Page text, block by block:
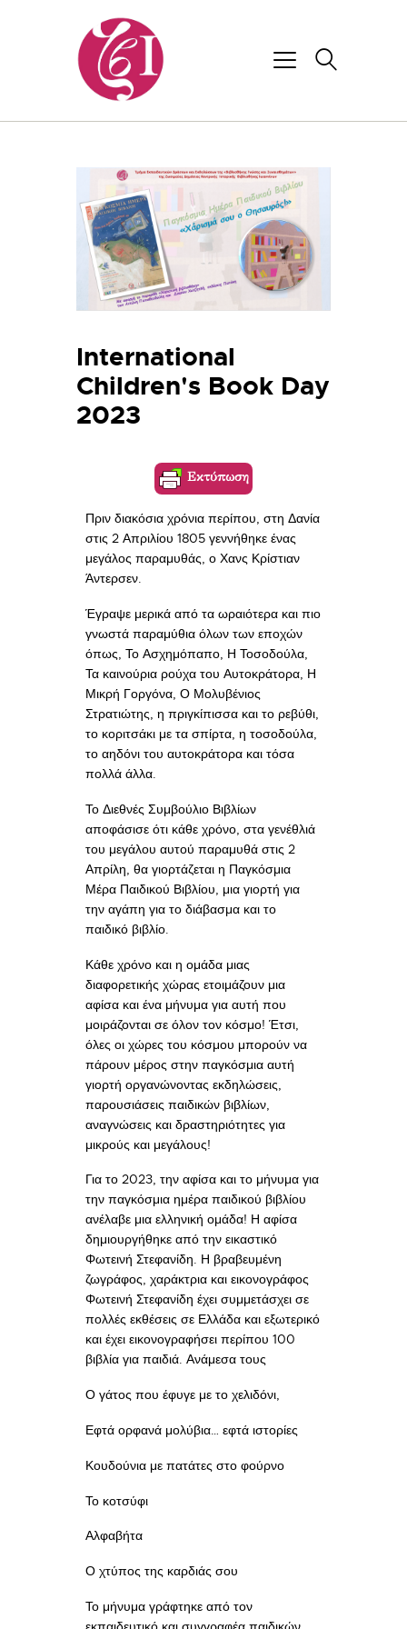
International
Children's Book Day
2023
Εκτύπωση
Πριν διακόσια χρόνια περίπου, στη Δανία
στις 2 Απριλίου 1805 γεννήθηκε ένας
μεγάλος παραμυθάς, ο Χανς Κρίστιαν
Άντερσεν.
Έγραψε μερικά από τα ωραιότερα και πιο
γνωστά παραμύθια όλων των εποχών
όπως, Το Ασχημόπαπο, Η Τοσοδούλα,
Τα καινούρια ρούχα του Αυτοκράτορα, Η
Μικρή Γοργόνα, Ο Μολυβένιος
Στρατιώτης, η πριγκίπισσα και το ρεβύθι,
το κοριτσάκι με τα σπίρτα, η τοσοδούλα,
το αηδόνι του αυτοκράτορα και τόσα
πολλά άλλα.
Το Διεθνές Συμβούλιο Βιβλίων
αποφάσισε ότι κάθε χρόνο, στα γενέθλιά
του μεγάλου αυτού παραμυθά στις 2
Απρίλη, θα γιορτάζεται η Παγκόσμια
Μέρα Παιδικού Βιβλίου, μια γιορτή για
την αγάπη για το διάβασμα και το
παιδικό βιβλίο.
Κάθε χρόνο και η ομάδα μιας
διαφορετικής χώρας ετοιμάζουν μια
αφίσα και ένα μήνυμα για αυτή που
μοιράζονται σε όλον τον κόσμο! Έτσι,
όλες οι χώρες του κόσμου μπορούν να
πάρουν μέρος στην παγκόσμια αυτή
γιορτή οργανώνοντας εκδηλώσεις,
παρουσιάσεις παιδικών βιβλίων,
αναγνώσεις και δραστηριότητες για
μικρούς και μεγάλους!
Για το 2023, την αφίσα και το μήνυμα για
την παγκόσμια ημέρα παιδικού βιβλίου
ανέλαβε μια ελληνική ομάδα! Η αφίσα
δημιουργήθηκε από την εικαστικό
Φωτεινή Στεφανίδη. Η βραβευμένη
ζωγράφος, χαράκτρια και εικονογράφος
Φωτεινή Στεφανίδη έχει συμμετάσχει σε
πολλές εκθέσεις σε Ελλάδα και εξωτερικό
και έχει εικονογραφήσει περίπου 100
βιβλία για παιδιά. Ανάμεσα τους
Ο γάτος που έφυγε με το χελιδόνι,
Εφτά ορφανά μολύβια… εφτά ιστορίες
Κουδούνια με πατάτες στο φούρνο
Το κοτσύφι
Αλφαβήτα
Ο χτύπος της καρδιάς σου
Το μήνυμα γράφτηκε από τον